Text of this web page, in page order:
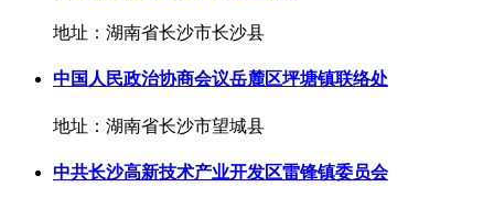
地址：湖南省长沙市长沙县
中国人民政治协商会议岳麓区坪塘镇联络处
地址：湖南省长沙市望城县
中共长沙高新技术产业开发区雷锋镇委员会